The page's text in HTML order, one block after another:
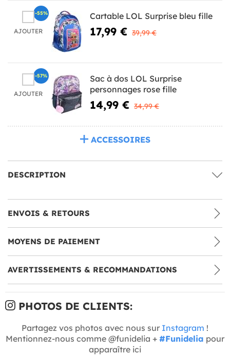
AJOUTER
Cartable LOL Surprise bleu fille
17,99 € 39,99 €
-55%
AJOUTER
Sac à dos LOL Surprise
personnages rose fille
14,99 € 34,99 €
-57%
ACCESSOIRES
DESCRIPTION
ENVOIS & RETOURS
MOYENS DE PAIEMENT
AVERTISSEMENTS & RECOMMANDATIONS
PHOTOS DE CLIENTS:
Partagez vos photos avec nous sur Instagram !
Mentionnez-nous comme @funidelia + #Funidelia pour
apparaître ici